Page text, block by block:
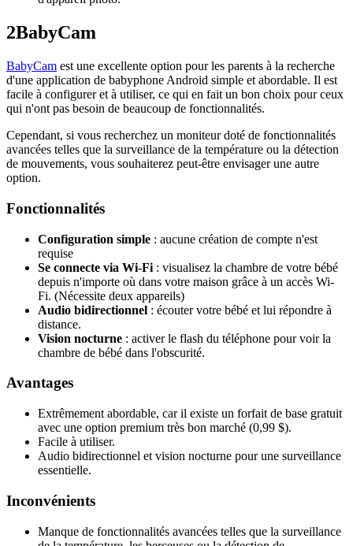
2BabyCam
BabyCam est une excellente option pour les parents à la recherche
d'une application de babyphone Android simple et abordable. Il est
facile à configurer et à utiliser, ce qui en fait un bon choix pour ceux
qui n'ont pas besoin de beaucoup de fonctionnalités.
Cependant, si vous recherchez un moniteur doté de fonctionnalités
avancées telles que la surveillance de la température ou la détection
de mouvements, vous souhaiterez peut-être envisager une autre
option.
Fonctionnalités
Configuration simple : aucune création de compte n'est
requise
Se connecte via Wi-Fi : visualisez la chambre de votre bébé
depuis n'importe où dans votre maison grâce à un accès Wi-
Fi. (Nécessite deux appareils)
Audio bidirectionnel : écouter votre bébé et lui répondre à
distance.
Vision nocturne : activer le flash du téléphone pour voir la
chambre de bébé dans l'obscurité.
Avantages
Extrêmement abordable, car il existe un forfait de base gratuit
avec une option premium très bon marché (0,99 $).
Facile à utiliser.
Audio bidirectionnel et vision nocturne pour une surveillance
essentielle.
Inconvénients
Manque de fonctionnalités avancées telles que la surveillance